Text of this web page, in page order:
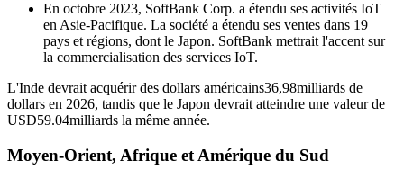
En octobre 2023, SoftBank Corp. a étendu ses activités IoT
en Asie-Pacifique. La société a étendu ses ventes dans 19
pays et régions, dont le Japon. SoftBank mettrait l'accent sur
la commercialisation des services IoT.
L'Inde devrait acquérir des dollars américains36,98milliards de
dollars en 2026, tandis que le Japon devrait atteindre une valeur de
USD59.04milliards la même année.
Moyen-Orient, Afrique et Amérique du Sud